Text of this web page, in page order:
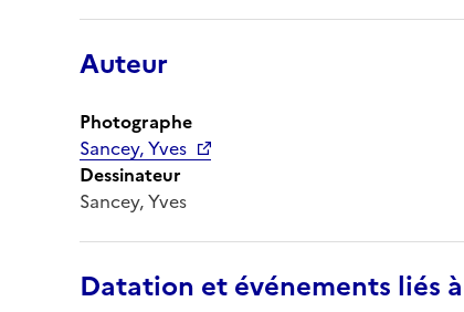
Auteur
Photographe
Sancey, Yves
Dessinateur
Sancey, Yves
Datation et événements liés à